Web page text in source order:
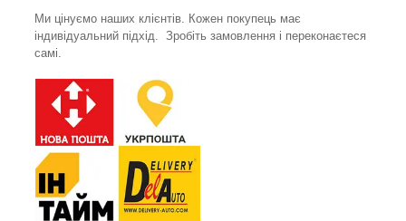
Ми цінуємо наших клієнтів. Кожен покупець має
індивідуальний підхід. Зробіть замовлення і переконаєтеся
самі.